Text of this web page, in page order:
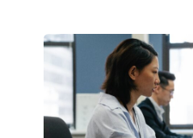
НОВЫЕ
ПРЕДМЕТЫ
ПО
ИНТЕЛЛЕКТУ